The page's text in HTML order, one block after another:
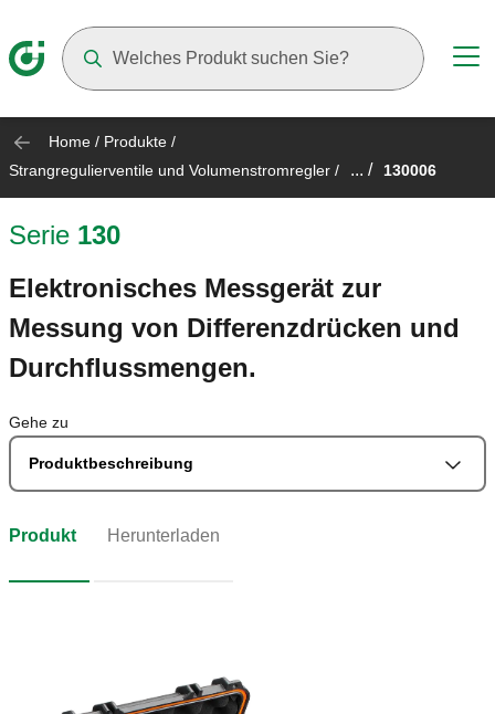
Home / Produkte /
Strangregulierventile und Volumenstromregler / ... / 130006
Serie 130
Elektronisches Messgerät zur
Messung von Differenzdrücken und
Durchflussmengen.
Gehe zu
Produktbeschreibung
Produkt Herunterladen